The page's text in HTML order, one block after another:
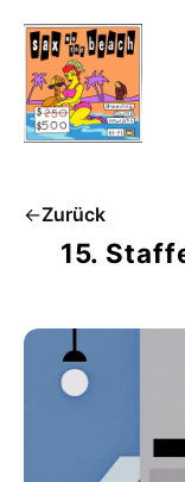
←Zurück
15.